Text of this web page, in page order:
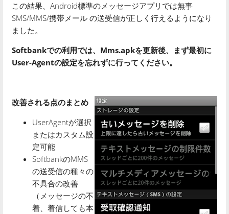
この結果、Android標準のメッセージアプリでは無事
SMS/MMS/携帯メール の送受信が正しく行えるようになり
ました。
Softbankでの利用では、Mms.apkを更新後、まず最初に
User-Agentの設定を忘れずに行ってください。
改善される点のまとめ
UserAgentが選択
またはカスタム設
定可能
SoftbankのMMS
の送受信の種々の
不具合の改善
（メッセージの不
着、着信しても本